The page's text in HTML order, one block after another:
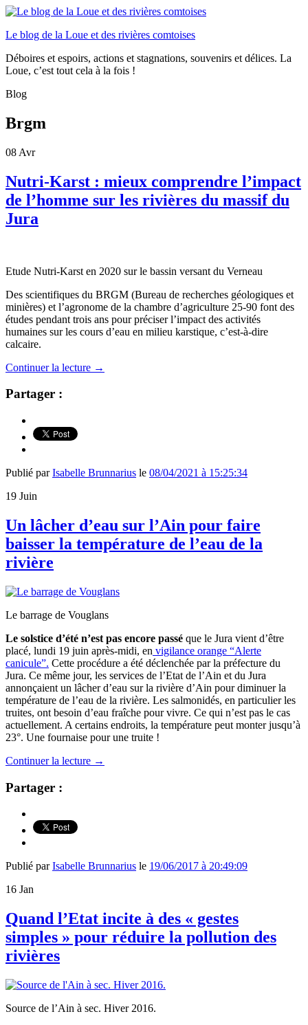
Le blog de la Loue et des rivières comtoises
Déboires et espoirs, actions et stagnations, souvenirs et délices. La
Loue, c’est tout cela à la fois !
Blog
Brgm
08 Avr
Nutri-Karst : mieux comprendre l’impact
de l’homme sur les rivières du massif du
Jura
Etude Nutri-Karst en 2020 sur le bassin versant du Verneau
Des scientifiques du BRGM (Bureau de recherches géologiques et
minières) et l’agronome de la chambre d’agriculture 25-90 font des
études pendant trois ans pour préciser l’impact des activités
humaines sur les cours d’eau en milieu karstique, c’est-à-dire
calcaire.
Continuer la lecture →
Partager :
Publié parIsabelle Brunnarius le 08/04/2021 à 15:25:34
19 Juin
Un lâcher d’eau sur l’Ain pour faire
baisser la température de l’eau de la
rivière
Le barrage de Vouglans
Le solstice d’été n’est pas encore passé que le Jura vient d’être
placé, lundi 19 juin après-midi, en vigilance orange “Alerte
canicule”. Cette procédure a été déclenchée par la préfecture du
Jura. Ce même jour, les services de l’Etat de l’Ain et du Jura
annonçaient un lâcher d’eau sur la rivière d’Ain pour diminuer la
température de l’eau de la rivière. Les salmonidés, en particulier les
truites, ont besoin d’eau fraîche pour vivre. Ce qui n’est pas le cas
actuellement. A certains endroits, la température peut monter jusqu’à
23°. Une fournaise pour une truite !
Continuer la lecture →
Partager :
Publié parIsabelle Brunnarius le 19/06/2017 à 20:49:09
16 Jan
Quand l’Etat incite à des « gestes
simples » pour réduire la pollution des
rivières
Source de l’Ain à sec. Hiver 2016.